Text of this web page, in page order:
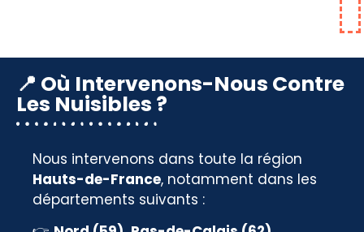
📍 Où Intervenons-Nous Contre
Les Nuisibles ?
Nous intervenons dans toute la région
Hauts-de-France, notamment dans les
départements suivants :